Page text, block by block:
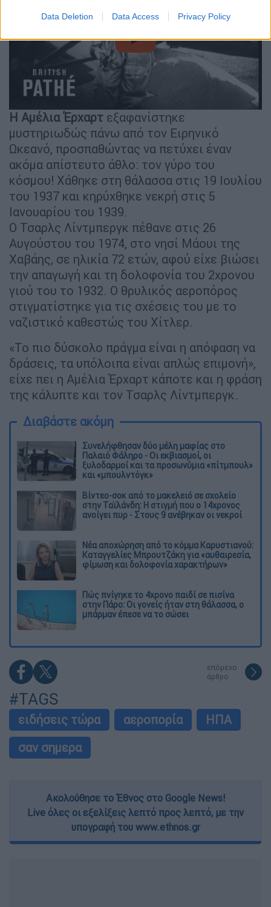
Data Deletion Data Access Privacy Policy
video
Η Αμέλια Έρχαρτ εξαφανίστηκε
μυστηριωδώς πάνω από τον Ειρηνικό
Ωκεανό, προσπαθώντας να πετύχει έναν
ακόμα απίστευτο άθλο: τον γύρο του
κόσμου! Χάθηκε στη θάλασσα στις 19 Ιουλίου
του 1937 και κηρύχθηκε νεκρή στις 5
Ιανουαρίου του 1939.
Ο Τσαρλς Λίντμπεργκ πέθανε στις 26
Αυγούστου του 1974, στο νησί Μάουι της
Χαβάης, σε ηλικία 72 ετών, αφού είχε βιώσει
την απαγωγή και τη δολοφονία του 2χρονου
γιού του το 1932. Ο θρυλικός αεροπόρος
στιγματίστηκε για τις σχέσεις του με το
ναζιστικό καθεστώς του Χίτλερ.
«Το πιο δύσκολο πράγμα είναι η απόφαση να
δράσεις, τα υπόλοιπα είναι απλώς επιμονή»,
είχε πει η Αμέλια Έρχαρτ κάποτε και η φράση
της κάλυπτε και τον Τσαρλς Λίντμπεργκ.
Διαβάστε ακόμη
Συνελήφθησαν δύο μέλη μαφίας στο
Παλαιό Φάληρο - Οι εκβιασμοί, οι
ξυλοδαρμοί και τα προσωνύμια «πίτμπουλ»
και «μπουλντόγκ»
Βίντεο-σοκ από το μακελειό σε σχολείο
στην Ταϊλάνδη: Η στιγμή που ο 14χρονος
ανοίγει πυρ - Στους 9 ανέβηκαν οι νεκροί
Νέα αποχώρηση από το κόμμα Καρυστιανού:
Καταγγελίες Μπρουτζάκη για «αυθαιρεσία,
φίμωση και δολοφονία χαρακτήρων»
Πώς πνίγηκε το 4χρονο παιδί σε πισίνα
στην Πάρο: Οι γονείς ήταν στη θάλασσα, ο
μπάρμαν έπεσε να το σώσει
επόμενο
άρθρο
#TAGS
ειδήσεις τώρα αεροπορία
ΗΠΑ
σαν σημερα
Ακολούθησε το Έθνος στο Google News!
Live όλες οι εξελίξεις λεπτό προς λεπτό, με την
υπογραφή του www.ethnos.gr